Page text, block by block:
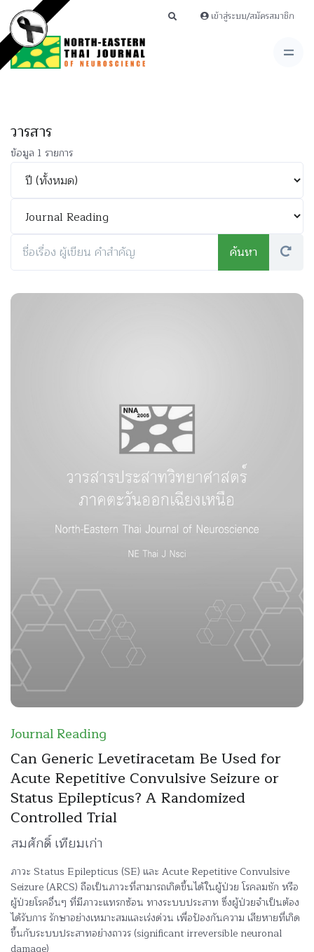
เข้าสู่ระบบ/สมัครสมาชิก
วารสาร
ข้อมูล 1 รายการ
Journal Reading
Can Generic Levetiracetam Be Used for
Acute Repetitive Convulsive Seizure or
Status Epilepticus? A Randomized
Controlled Trial
สมศักดิ์ เทียมเก่า
ภาวะ Status Epilepticus (SE) และ Acute Repetitive Convulsive
Seizure (ARCS) ถือเป็นภาวะที่สามารถเกิดขึ้นได้ในผู้ป่วย โรคลมชัก หรือ
ผู้ป่วยโรคอื่นๆ ที่มีภาวะแทรกซ้อน ทางระบบประสาท ซึ่งผู้ป่วยจำเป็นต้อง
ได้รับการ รักษาอย่างเหมาะสมและเร่งด่วน เพื่อป้องกันความ เสียหายที่เกิด
ขึ้นกับระบบประสาทอย่างถาวร (significant irreversible neuronal